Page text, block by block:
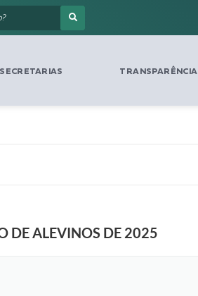
SECRETARIAS TRANSPARÊNCIA
DE ALEVINOS DE 2025